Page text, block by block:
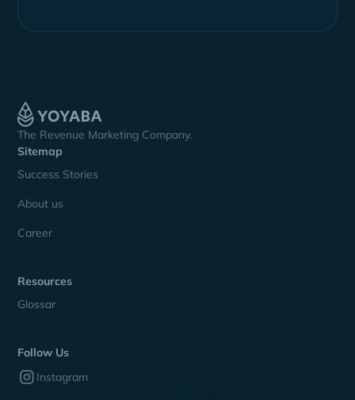
The Revenue Marketing Company.
Sitemap
Success Stories
About us
Career
Resources
Glossar
Follow Us
Instagram